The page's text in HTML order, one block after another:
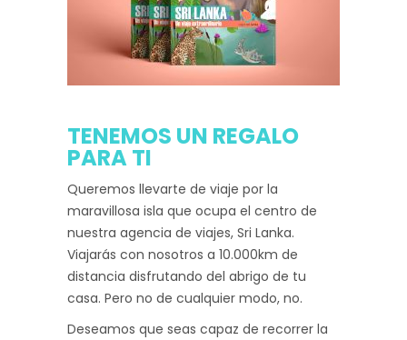
TENEMOS UN REGALO
PARA TI
Queremos llevarte de viaje por la
maravillosa isla que ocupa el centro de
nuestra agencia de viajes, Sri Lanka.
Viajarás con nosotros a 10.000km de
distancia disfrutando del abrigo de tu
casa. Pero no de cualquier modo, no.
Deseamos que seas capaz de recorrer la